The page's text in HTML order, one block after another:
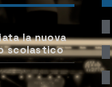
la nuova
scolastico